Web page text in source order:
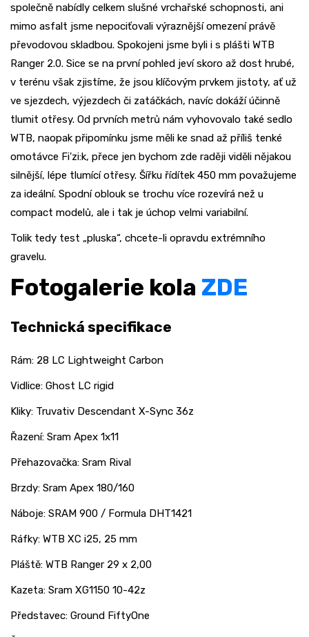
společně nabídly celkem slušné vrchařské schopnosti, ani
mimo asfalt jsme nepociťovali výraznější omezení právě
převodovou skladbou. Spokojeni jsme byli i s plášti WTB
Ranger 2.0. Sice se na první pohled jeví skoro až dost hrubé,
v terénu však zjistíme, že jsou klíčovým prvkem jistoty, ať už
ve sjezdech, výjezdech či zatáčkách, navíc dokáží účinně
tlumit otřesy. Od prvních metrů nám vyhovovalo také sedlo
WTB, naopak připomínku jsme měli ke snad až příliš tenké
omotávce Fi'zi:k, přece jen bychom zde raději viděli nějakou
silnější, lépe tlumící otřesy. Šířku řídítek 450 mm považujeme
za ideální. Spodní oblouk se trochu více rozevírá než u
compact modelů, ale i tak je úchop velmi variabilní.
Tolik tedy test „pluska“, chcete-li opravdu extrémního
gravelu.
Fotogalerie kola ZDE
Technická specifikace
Rám: 28 LC Lightweight Carbon
Vidlice: Ghost LC rigid
Kliky: Truvativ Descendant X-Sync 36z
Řazení: Sram Apex 1x11
Přehazovačka: Sram Rival
Brzdy: Sram Apex 180/160
Náboje: SRAM 900 / Formula DHT1421
Ráfky: WTB XC i25, 25 mm
Pláště: WTB Ranger 29 x 2,00
Kazeta: Sram XG1150 10-42z
Představec: Ground FiftyOne